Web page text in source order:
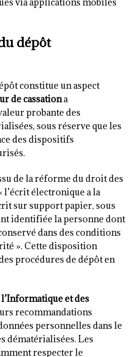
dépôt
constitue un aspect
de cassationa
probante des
sous réserve que les
des dispositifs
de la réforme du droit des
l’écrit électronique a la
sur support papier, sous
identifiée la personne dont
dans des conditions
». Cette disposition
procédures de dépôt en
et des
recommandations
personnelles dans le
dématérialisées. Les
respecter le